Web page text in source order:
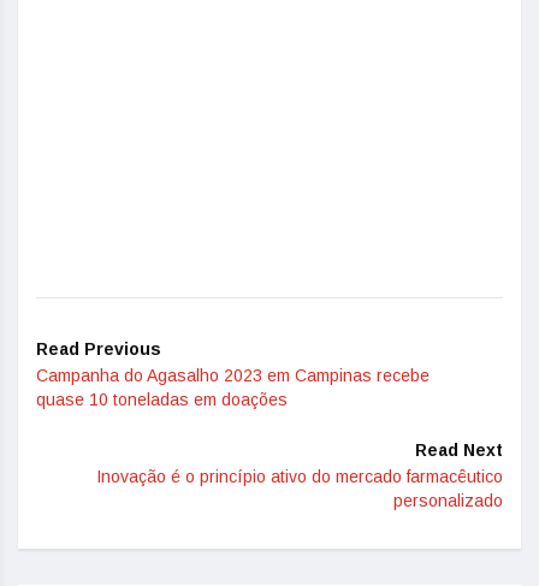
Read Previous
Campanha do Agasalho 2023 em Campinas recebe
quase 10 toneladas em doações
Read Next
Inovação é o princípio ativo do mercado farmacêutico
personalizado